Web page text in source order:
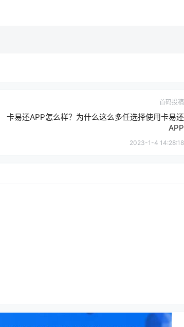
首码投稿
卡易还APP怎么样？为什么这么多任选择使用卡易还
APP
2023-1-4 14:28:18